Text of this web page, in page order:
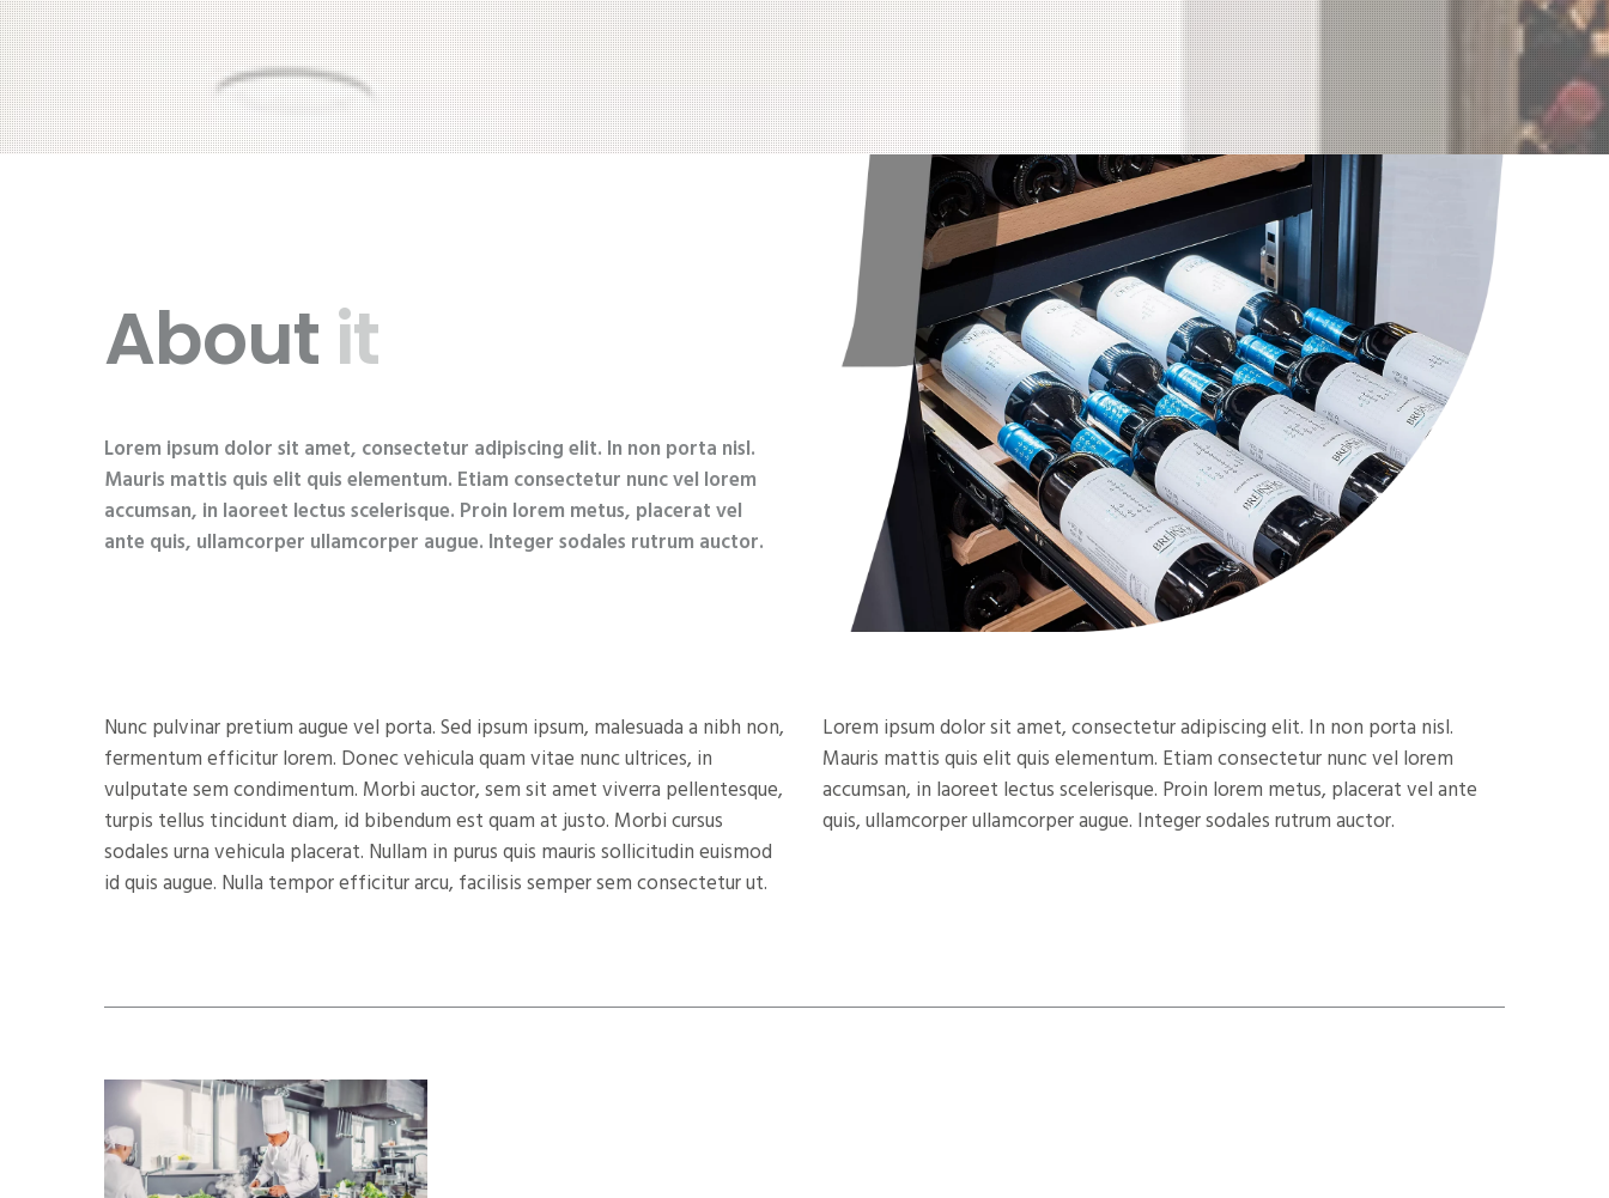
About it
Lorem ipsum dolor sit amet, consectetur adipiscing elit. In non porta nisl.
Mauris mattis quis elit quis elementum. Etiam consectetur nunc vel lorem
accumsan, in laoreet lectus scelerisque. Proin lorem metus, placerat vel
ante quis, ullamcorper ullamcorper augue. Integer sodales rutrum auctor.
Nunc pulvinar pretium augue vel porta. Sed ipsum ipsum, malesuada a nibh non,
fermentum efficitur lorem. Donec vehicula quam vitae nunc ultrices, in
vulputate sem condimentum. Morbi auctor, sem sit amet viverra pellentesque,
turpis tellus tincidunt diam, id bibendum est quam at justo. Morbi cursus
sodales urna vehicula placerat. Nullam in purus quis mauris sollicitudin euismod
id quis augue. Nulla tempor efficitur arcu, facilisis semper sem consectetur ut.
Lorem ipsum dolor sit amet, consectetur adipiscing elit. In non porta nisl.
Mauris mattis quis elit quis elementum. Etiam consectetur nunc vel lorem
accumsan, in laoreet lectus scelerisque. Proin lorem metus, placerat vel ante
quis, ullamcorper ullamcorper augue. Integer sodales rutrum auctor.